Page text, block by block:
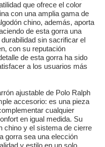
que ofrece el color
con una amplia gama de
chino, además, aporta
de esta gorra una
sin sacrificar el
con su reputación
de esta gorra ha sido
a los usuarios más
ajustable de Polo Ralph
accesorio: es una pieza
cualquier
en igual medida. Su
chino y el sistema de cierre
gorra sea una elección